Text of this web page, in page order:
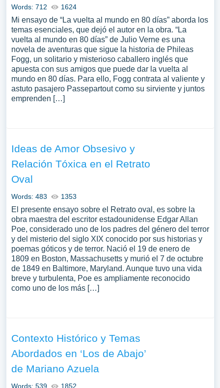
Words: 712 1624
Mi ensayo de “La vuelta al mundo en 80 días” aborda los
temas esenciales, que dejó el autor en la obra. “La
vuelta al mundo en 80 días” de Julio Verne es una
novela de aventuras que sigue la historia de Phileas
Fogg, un solitario y misterioso caballero inglés que
apuesta con sus amigos que puede dar la vuelta al
mundo en 80 días. Para ello, Fogg contrata al valiente y
astuto pasajero Passepartout como su sirviente y juntos
emprenden […]
Ideas de Amor Obsesivo y
Relación Tóxica en el Retrato
Oval
Words: 483 1353
El presente ensayo sobre el Retrato oval, es sobre la
obra maestra del escritor estadounidense Edgar Allan
Poe, considerado uno de los padres del género del terror
y del misterio del siglo XIX conocido por sus historias y
poemas góticos y de terror. Nació el 19 de enero de
1809 en Boston, Massachusetts y murió el 7 de octubre
de 1849 en Baltimore, Maryland. Aunque tuvo una vida
breve y turbulenta, Poe es ampliamente reconocido
como uno de los más […]
Contexto Histórico y Temas
Abordados en ‘Los de Abajo’
de Mariano Azuela
Words: 539 1852